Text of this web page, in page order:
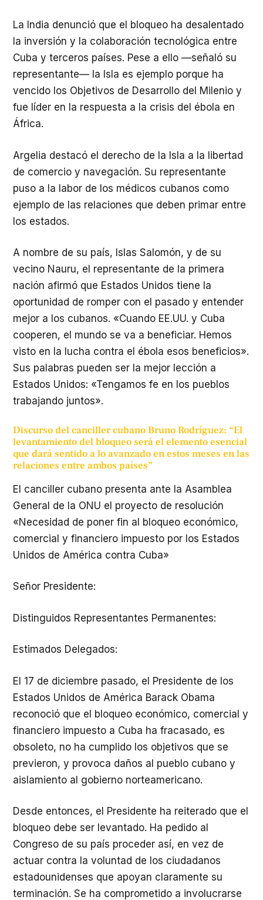
La India denunció que el bloqueo ha desalentado
la inversión y la colaboración tecnológica entre
Cuba y terceros países. Pese a ello —señaló su
representante— la Isla es ejemplo porque ha
vencido los Objetivos de Desarrollo del Milenio y
fue líder en la respuesta a la crisis del ébola en
África.
Argelia destacó el derecho de la Isla a la libertad
de comercio y navegación. Su representante
puso a la labor de los médicos cubanos como
ejemplo de las relaciones que deben primar entre
los estados.
A nombre de su país, Islas Salomón, y de su
vecino Nauru, el representante de la primera
nación afirmó que Estados Unidos tiene la
oportunidad de romper con el pasado y entender
mejor a los cubanos. «Cuando EE.UU. y Cuba
cooperen, el mundo se va a beneficiar. Hemos
visto en la lucha contra el ébola esos beneficios».
Sus palabras pueden ser la mejor lección a
Estados Unidos: «Tengamos fe en los pueblos
trabajando juntos».
Discurso del canciller cubano Bruno Rodríguez: “El
levantamiento del bloqueo será el elemento esencial
que dará sentido a lo avanzado en estos meses en las
relaciones entre ambos países”
El canciller cubano presenta ante la Asamblea
General de la ONU el proyecto de resolución
«Necesidad de poner fin al bloqueo económico,
comercial y financiero impuesto por los Estados
Unidos de América contra Cuba»
Señor Presidente:
Distinguidos Representantes Permanentes:
Estimados Delegados:
El 17 de diciembre pasado, el Presidente de los
Estados Unidos de América Barack Obama
reconoció que el bloqueo económico, comercial y
financiero impuesto a Cuba ha fracasado, es
obsoleto, no ha cumplido los objetivos que se
previeron, y provoca daños al pueblo cubano y
aislamiento al gobierno norteamericano.
Desde entonces, el Presidente ha reiterado que el
bloqueo debe ser levantado. Ha pedido al
Congreso de su país proceder así, en vez de
actuar contra la voluntad de los ciudadanos
estadounidenses que apoyan claramente su
terminación. Se ha comprometido a involucrarse